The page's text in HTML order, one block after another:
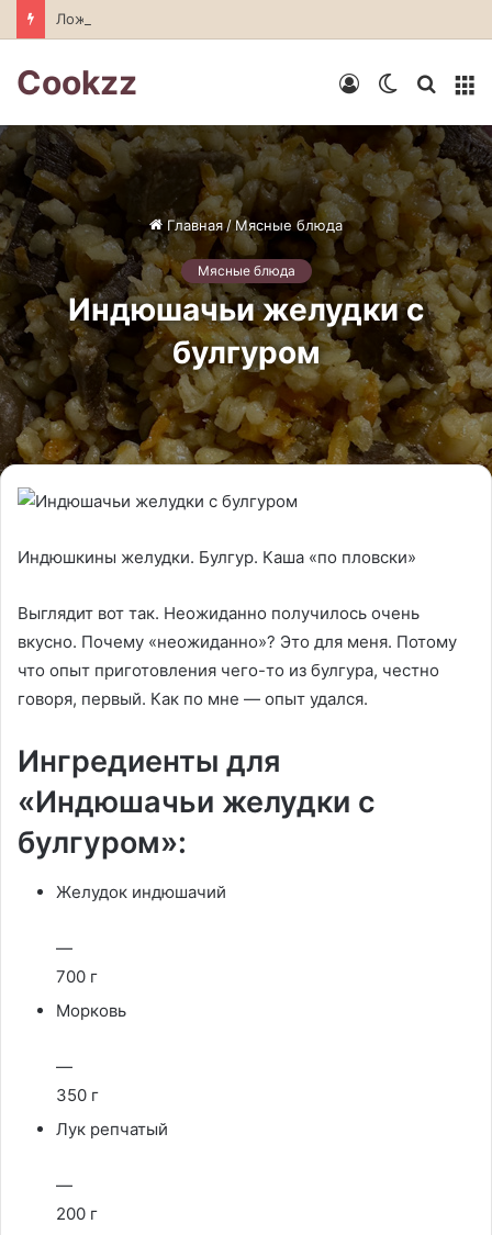
Ложка меда: секрет идеального томатного супа
Cookzz
Switch
Войти
Главная/Мясные блюда
Мясные блюда
Индюшачьи желудки с
булгуром
Индюшкины желудки. Булгур. Каша «по пловски»
Выглядит вот так. Неожиданно получилось очень
вкусно. Почему «неожиданно»? Это для меня. Потому
что опыт приготовления чего-то из булгура, честно
говоря, первый. Как по мне — опыт удался.
Ингредиенты для
«Индюшачьи желудки с
булгуром»:
Желудок индюшачий
—
700 г
Морковь
—
350 г
Лук репчатый
—
200 г